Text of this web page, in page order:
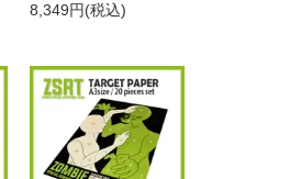
8,349円(税込)